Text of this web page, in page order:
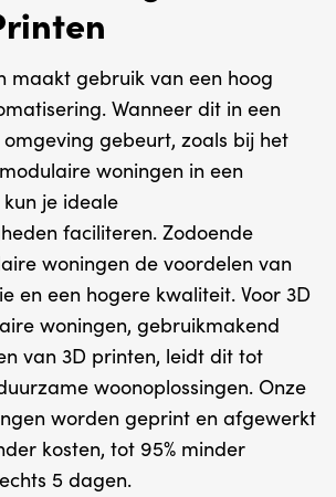
maakt gebruik van een hoog
Wanneer dit in een
gebeurt, zoals bij het
woningen in een
je ideale
faciliteren. Zodoende
woningen de voordelen van
en een hogere kwaliteit. Voor 3D
woningen, gebruikmakend
van 3D printen, leidt dit tot
woonoplossingen. Onze
worden geprint en afgewerkt
kosten, tot 95% minder
5 dagen.